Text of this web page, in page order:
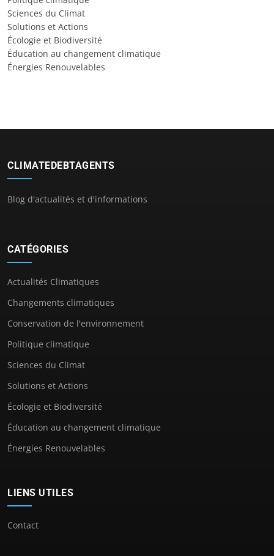
Sciences du Climat
Solutions et Actions
Écologie et Biodiversité
Éducation au changement climatique
Énergies Renouvelables
CLIMATEDEBTAGENTS
Blog d'actualités et d'informations
CATÉGORIES
Actualités Climatiques
Changements climatiques
Conservation de l'environnement
Politique climatique
Sciences du Climat
Solutions et Actions
Écologie et Biodiversité
Éducation au changement climatique
Énergies Renouvelables
LIENS UTILES
Contact